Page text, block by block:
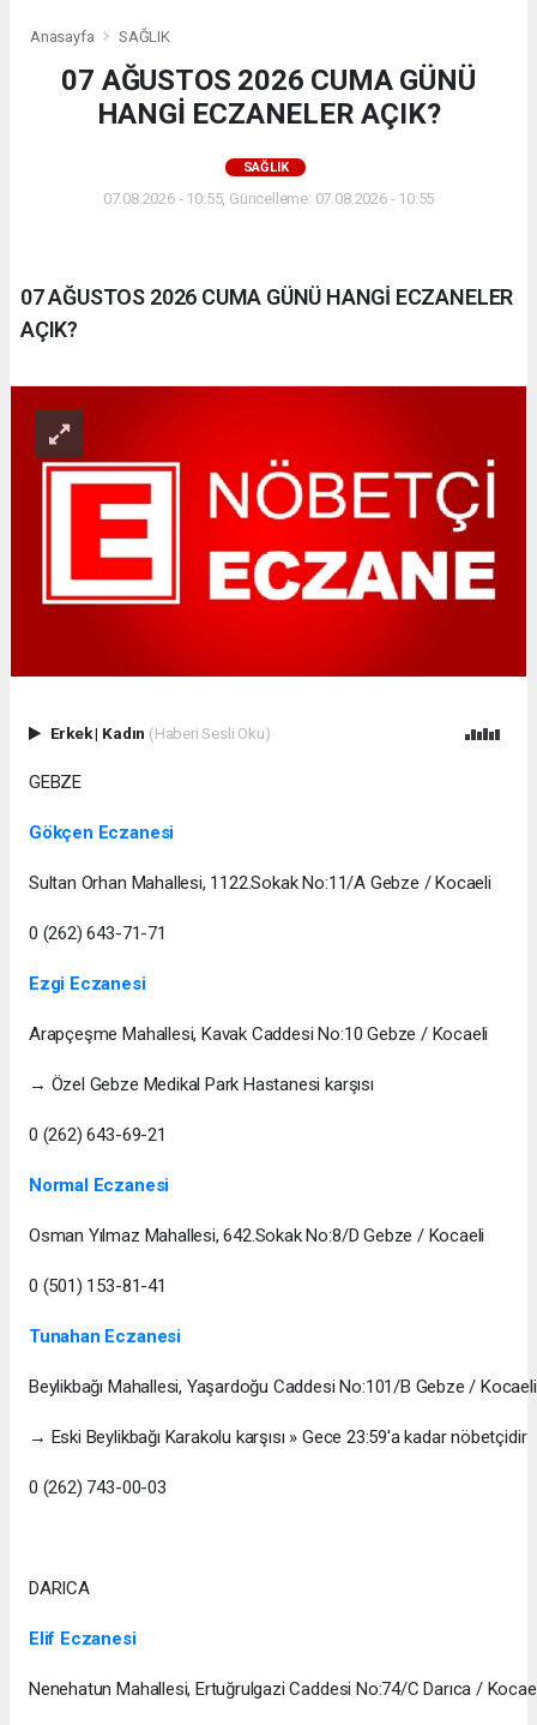
Anasayfa SAĞLIK
07 AĞUSTOS 2026 CUMA GÜNÜ
HANGİ ECZANELER AÇIK?
SAĞLIK
07.08.2026 - 10:55, Güncelleme: 07.08.2026 - 10:55
07 AĞUSTOS 2026 CUMA GÜNÜ HANGİ ECZANELER
AÇIK?
Erkek| Kadın (Haberi Sesli Oku)
GEBZE
Gökçen Eczanesi
Sultan Orhan Mahallesi, 1122.Sokak No:11/A Gebze / Kocaeli
0 (262) 643-71-71
Ezgi Eczanesi
Arapçeşme Mahallesi, Kavak Caddesi No:10 Gebze / Kocaeli
→ Özel Gebze Medikal Park Hastanesi karşısı
0 (262) 643-69-21
Normal Eczanesi
Osman Yılmaz Mahallesi, 642.Sokak No:8/D Gebze / Kocaeli
0 (501) 153-81-41
Tunahan Eczanesi
Beylikbağı Mahallesi, Yaşardoğu Caddesi No:101/B Gebze / Kocaeli
→ Eski Beylikbağı Karakolu karşısı » Gece 23:59'a kadar nöbetçidir
0 (262) 743-00-03
DARICA
Elif Eczanesi
Nenehatun Mahallesi, Ertuğrulgazi Caddesi No:74/C Darıca /